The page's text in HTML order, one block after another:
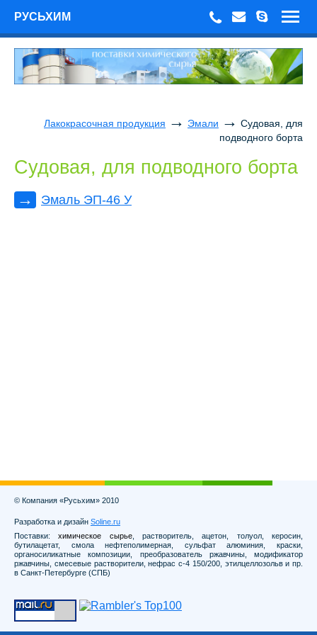
РУСЬХИМ
Лакокрасочная продукция → Эмали → Судовая, для
подводного борта
Судовая, для подводного борта
→ Эмаль ЭП-46 У
© Компания «Русьхим» 2010
Разработка и дизайн Soline.ru
Поставки:химическое сырье, растворитель, ацетон, толуол, керосин,
бутилацетат, смола нефтеполимерная, сульфат алюминия, краски,
органосиликатные композиции, преобразователь ржавчины, модификатор
ржавчины, смесевые растворители, нефрас с-4 150/200, этилцеллозольв и пр.
в Санкт-Петербурге (СПБ)